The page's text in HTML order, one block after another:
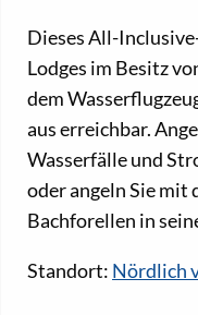
Dieses All-
Lodges im Besitz
dem
aus erreichbar.
Wasserfälle und
oder angeln Sie mit
Bachforellen in
Standort: Nördlich